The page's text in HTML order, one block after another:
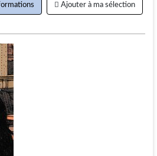
Ajouter à ma sélection